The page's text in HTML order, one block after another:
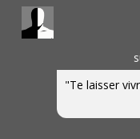
"Te laisser